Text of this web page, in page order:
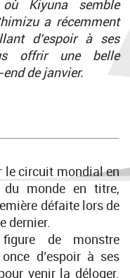
Kiyuna semble
a récemment
d’espoir à ses
offrir une belle
de janvier.
le circuit mondial en
du monde en titre,
défaite lors de
dernier.
de monstre
d’espoir à ses
venir la déloger.